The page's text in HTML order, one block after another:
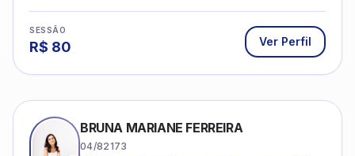
SESSÃO
R$ 80 Ver Perfil
BRUNA MARIANE FERREIRA
04/82173